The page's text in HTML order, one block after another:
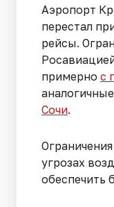
Аэропорт
перестал
рейсы.
примерно с
Сочи.
угрозах
обеспечить